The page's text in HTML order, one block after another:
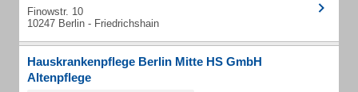
Finowstr. 10
10247 Berlin - Friedrichshain
Hauskrankenpflege Berlin Mitte HS GmbH
Altenpflege